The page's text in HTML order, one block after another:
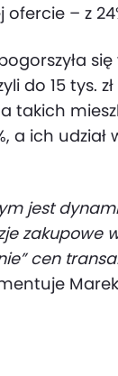
– z
do 15 tys.
takich
a ich udział
jest
zakupowe
cen